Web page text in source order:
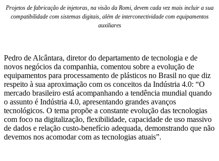
Projetos de fabricação de injetoras, na visão da Romi, devem cada vez mais incluir a sua
compatibilidade com sistemas digitais, além de interconectividade com equipamentos
auxiliares
Pedro de Alcântara, diretor do departamento de tecnologia e de
novos negócios da companhia, comentou sobre a evolução de
equipamentos para processamento de plásticos no Brasil no que diz
respeito à sua aproximação com os conceitos da Indústria 4.0: “O
mercado brasileiro está acompanhando a tendência mundial quando
o assunto é Indústria 4.0, apresentando grandes avanços
tecnológicos. O tema propõe a constante evolução das tecnologias
com foco na digitalização, flexibilidade, capacidade de uso massivo
de dados e relação custo-benefício adequada, demonstrando que não
devemos nos acomodar com as tecnologias atuais”.